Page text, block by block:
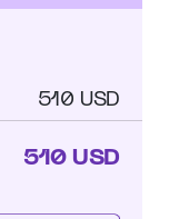
510 USD
510 USD